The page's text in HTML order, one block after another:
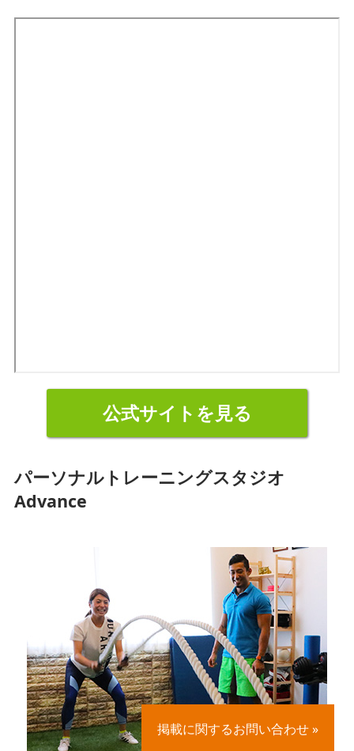
公式サイトを見る
パーソナルトレーニングスタジオ
Advance
掲載に関するお問い合わせ »